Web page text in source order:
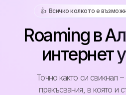
👍️ Всичко колкото е
Roaming в
интернет
Точно както си свикнал
прекъсвания, в която и